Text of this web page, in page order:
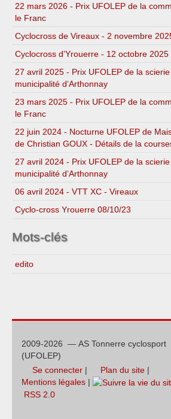
22 mars 2026 - Prix UFOLEP de la
le Franc
Cyclocross de Vireaux - 2 novembre
Cyclocross d’Yrouerre - 12 octobre 2025
27 avril 2025 - Prix UFOLEP de la
municipalité d’Arthonnay
23 mars 2025 - Prix UFOLEP de la
le Franc
22 juin 2024 - Nocturne UFOLEP de
de Christian GOUX - Détails de la
27 avril 2024 - Prix UFOLEP de la
municipalité d’Arthonnay
06 avril 2024 - VTT XC - Vireaux
Cyclo-cross Yrouerre 08/10/23
Mots-clés
edito
2009-2026 — AS Tonnerre cyclosport
(UFOLEP)
Se connecter | Plan du site |
Mentions légales |
RSS 2.0